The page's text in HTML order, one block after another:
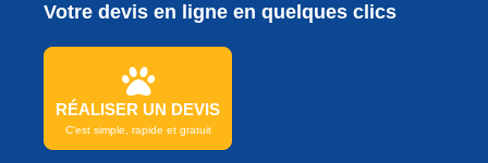
Votre devis en ligne en quelques clics
RÉALISER UN DEVIS
C'est simple, rapide et gratuit